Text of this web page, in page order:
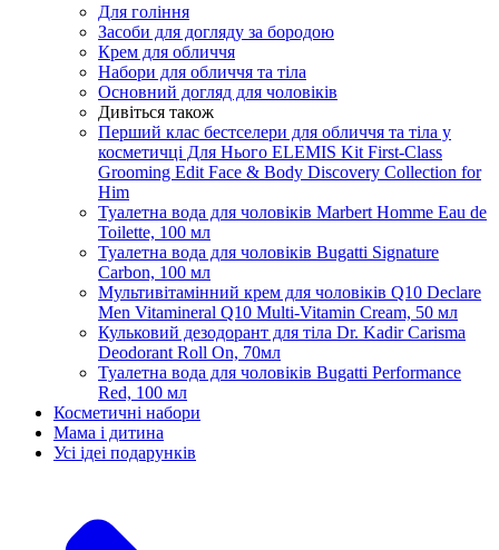
Для гоління
Засоби для догляду за бородою
Крем для обличчя
Набори для обличчя та тіла
Основний догляд для чоловіків
Дивіться також
Перший клас бестселери для обличчя та тіла у
косметичці Для Нього ELEMIS Kit First-Class
Grooming Edit Face & Body Discovery Collection for
Him
Туалетна вода для чоловіків Marbert Homme Eau de
Toilette, 100 мл
Туалетна вода для чоловіків Bugatti Signature
Carbon, 100 мл
Мультивітамінний крем для чоловіків Q10 Declare
Men Vitamineral Q10 Multi-Vitamin Cream, 50 мл
Кульковий дезодорант для тіла Dr. Kadir Carisma
Deodorant Roll On, 70мл
Туалетна вода для чоловіків Bugatti Performance
Red, 100 мл
Косметичні набори
Мама і дитина
Усi iдеi подарункiв